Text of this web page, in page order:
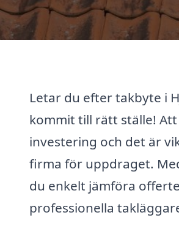
Letar du efter takbyte i
kommit till rätt ställe!
investering och det är
firma för uppdraget.
du enkelt jämföra
professionella